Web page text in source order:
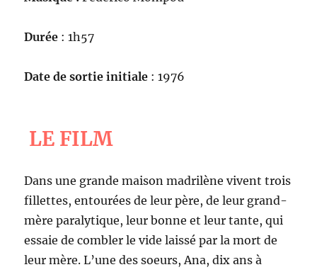
Durée : 1h57
Date de sortie initiale : 1976
LE FILM
Dans une grande maison madrilène vivent trois
fillettes, entourées de leur père, de leur grand-
mère paralytique, leur bonne et leur tante, qui
essaie de combler le vide laissé par la mort de
leur mère. L’une des soeurs, Ana, dix ans à